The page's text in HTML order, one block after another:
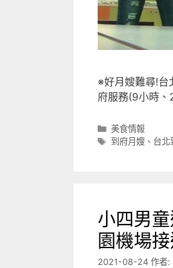
※好月嫂難尋!台
府服務(9小時
分
類
美食情報
標
到府月嫂、 台北
小四男
園機場
2021-08-24 作者: